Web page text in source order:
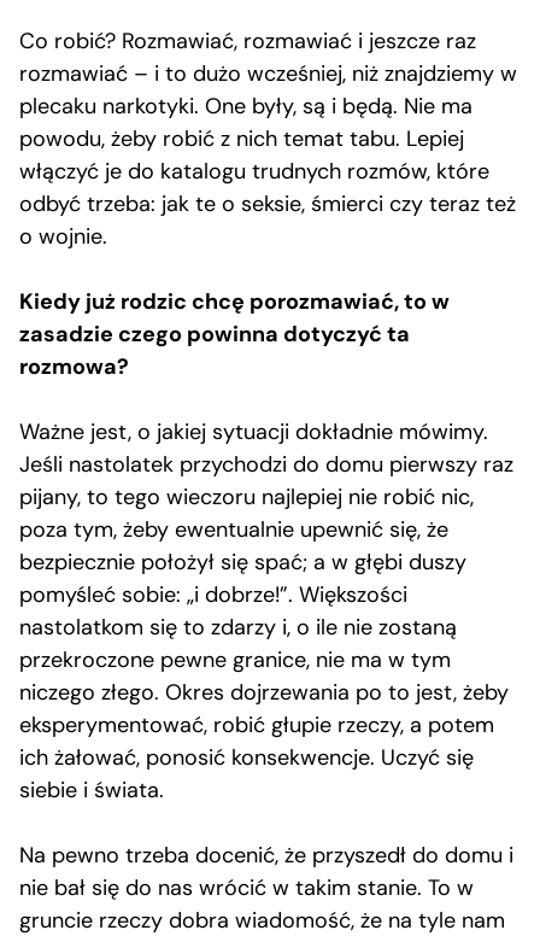
Co robić? Rozmawiać, rozmawiać i jeszcze raz
rozmawiać – i to dużo wcześniej, niż znajdziemy w
plecaku narkotyki. One były, są i będą. Nie ma
powodu, żeby robić z nich temat tabu. Lepiej
włączyć je do katalogu trudnych rozmów, które
odbyć trzeba: jak te o seksie, śmierci czy teraz też
o wojnie.
Kiedy już rodzic chcę porozmawiać, to w
zasadzie czego powinna dotyczyć ta
rozmowa?
Ważne jest, o jakiej sytuacji dokładnie mówimy.
Jeśli nastolatek przychodzi do domu pierwszy raz
pijany, to tego wieczoru najlepiej nie robić nic,
poza tym, żeby ewentualnie upewnić się, że
bezpiecznie położył się spać; a w głębi duszy
pomyśleć sobie: „i dobrze!”. Większości
nastolatkom się to zdarzy i, o ile nie zostaną
przekroczone pewne granice, nie ma w tym
niczego złego. Okres dojrzewania po to jest, żeby
eksperymentować, robić głupie rzeczy, a potem
ich żałować, ponosić konsekwencje. Uczyć się
siebie i świata.
Na pewno trzeba docenić, że przyszedł do domu i
nie bał się do nas wrócić w takim stanie. To w
gruncie rzeczy dobra wiadomość, że na tyle nam